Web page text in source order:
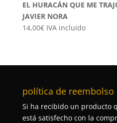
EL HURACÁN QUE ME
JAVIER NORA
14,00€ IVA incluido
política de reembolso
Si ha recibido un producto
está satisfecho con la